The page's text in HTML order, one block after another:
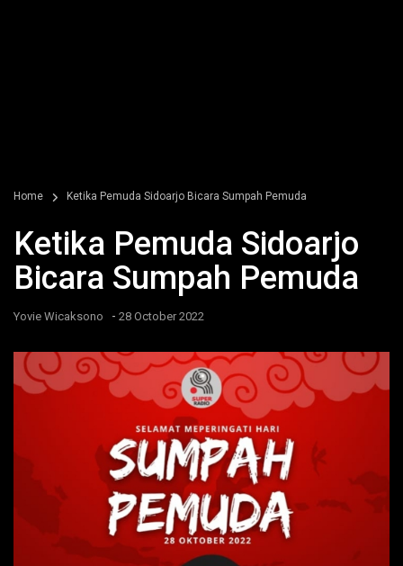
Home Ketika Pemuda Sidoarjo Bicara Sumpah Pemuda
Ketika Pemuda Sidoarjo
Bicara Sumpah Pemuda
Yovie Wicaksono - 28 October 2022